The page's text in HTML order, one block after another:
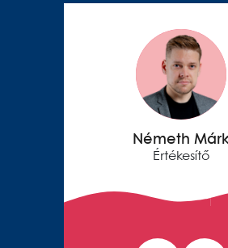
Németh
Értékesítő